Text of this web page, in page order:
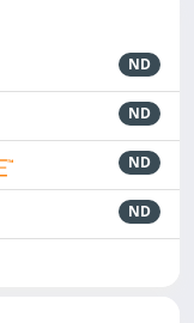
ND
ND
ND
ND